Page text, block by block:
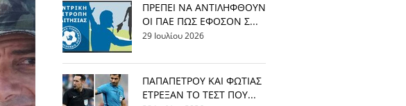
ΠΡΕΠΕΙ ΝΑ ΑΝΤΙΛΗΦΘΟΥΝ
ΟΙ ΠΑΕ ΠΩΣ ΕΦΟΣΟΝ Σ...
29 Ιουλίου 2026
ΠΑΠΑΠΕΤΡΟΥ ΚΑΙ ΦΩΤΙΑΣ
ΕΤΡΕΞΑΝ ΤΟ ΤΕΣΤ ΠΟΥ...